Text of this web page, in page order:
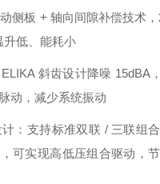
侧板 + 轴向间隙补偿技术
升低、能耗小
斜齿设计降噪 15dBA
动，减少系统振动
：支持标准双联 / 三联组
可实现高低压组合驱动，